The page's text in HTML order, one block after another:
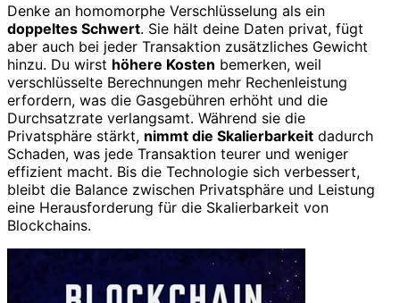
Denke an homomorphe Verschlüsselung als ein
doppeltes Schwert. Sie hält deine Daten privat, fügt
aber auch bei jeder Transaktion zusätzliches Gewicht
hinzu. Du wirst höhere Kosten bemerken, weil
verschlüsselte Berechnungen mehr Rechenleistung
erfordern, was die Gasgebühren erhöht und die
Durchsatzrate verlangsamt. Während sie die
Privatsphäre stärkt, nimmt die Skalierbarkeit dadurch
Schaden, was jede Transaktion teurer und weniger
effizient macht. Bis die Technologie sich verbessert,
bleibt die Balance zwischen Privatsphäre und Leistung
eine Herausforderung für die Skalierbarkeit von
Blockchains.